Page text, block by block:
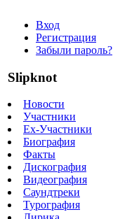
Вход
Регистрация
Забыли пароль?
Slipknot
Новости
Участники
Ex-Участники
Биография
Факты
Дискография
Видеография
Саундтреки
Турография